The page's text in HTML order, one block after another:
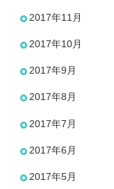
2017年11月
2017年10月
2017年9月
2017年8月
2017年7月
2017年6月
2017年5月